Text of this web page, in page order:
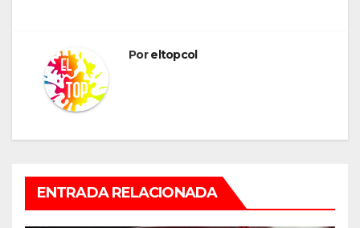
Poreltopcol
ENTRADA RELACIONADA